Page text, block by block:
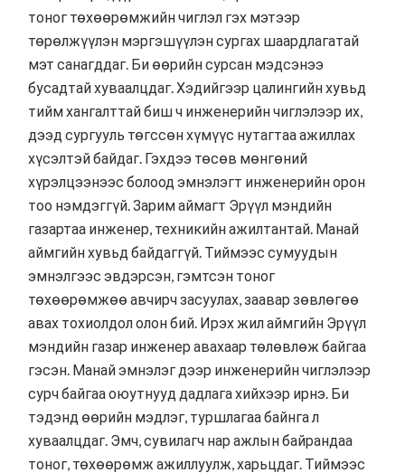
тоног төхөөрөмжийн чиглэл гэх мэтээр
төрөлжүүлэн мэргэшүүлэн сургах шаардлагатай
мэт санагддаг. Би өөрийн сурсан мэдсэнээ
бусадтай хуваалцдаг. Хэдийгээр цалингийн хувьд
тийм хангалттай биш ч инженерийн чиглэлээр их,
дээд сургууль төгссөн хүмүүс нутагтаа ажиллах
хүсэлтэй байдаг. Гэхдээ төсөв мөнгөний
хүрэлцээнээс болоод эмнэлэгт инженерийн орон
тоо нэмдэггүй. Зарим аймагт Эрүүл мэндийн
газартаа инженер, техникийн ажилтантай. Манай
аймгийн хувьд байдаггүй. Тиймээс сумуудын
эмнэлгээс эвдэрсэн, гэмтсэн тоног
төхөөрөмжөө авчирч засуулах, заавар зөвлөгөө
авах тохиолдол олон бий. Ирэх жил аймгийн Эрүүл
мэндийн газар инженер авахаар төлөвлөж байгаа
гэсэн. Манай эмнэлэг дээр инженерийн чиглэлээр
сурч байгаа оюутнууд дадлага хийхээр ирнэ. Би
тэдэнд өөрийн мэдлэг, туршлагаа байнга л
хуваалцдаг. Эмч, сувилагч нар ажлын байрандаа
тоног, төхөөрөмж ажиллуулж, харьцдаг. Тиймээс